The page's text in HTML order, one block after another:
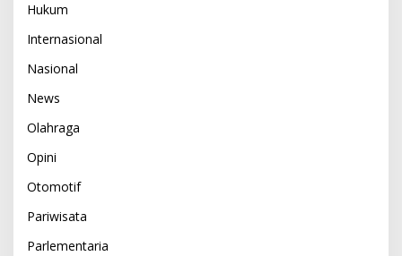
Hukum
Internasional
Nasional
News
Olahraga
Opini
Otomotif
Pariwisata
Parlementaria